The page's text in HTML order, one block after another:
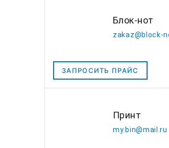
Блок-нот
zakaz@block-
ЗАПРОСИТЬ ПРАЙС
Принт
my.bin@mail.ru